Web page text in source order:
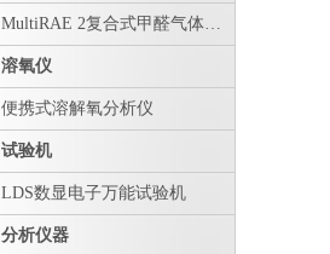
MultiRAE 2复合式甲醛气体探测器
溶氧仪
便携式溶解氧分析仪
试验机
LDS数显电子万能试验机
分析仪器